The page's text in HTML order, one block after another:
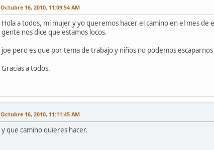
Octubre 16, 2010, 11:09:54 AM
Hola a todos, mi mujer y yo queremos hacer el camino en el mes
gente nos dice que estamos locos.
joe pero es que por tema de trabajo y niños no podemos
Gracias a todos.
Octubre 16, 2010, 11:11:45 AM
y que camino quieres hacer.